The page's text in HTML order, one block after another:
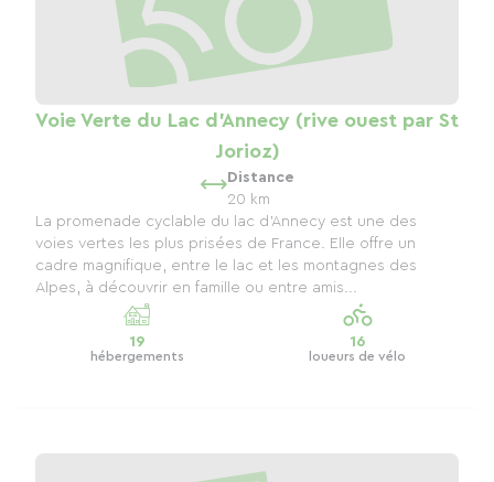
Voie Verte du Lac d'Annecy (rive ouest par St
Jorioz)
Distance
20 km
La promenade cyclable du lac d'Annecy est une des
voies vertes les plus prisées de France. Elle offre un
cadre magnifique, entre le lac et les montagnes des
Alpes, à découvrir en famille ou entre amis...
19
hébergements
16
loueurs de vélo